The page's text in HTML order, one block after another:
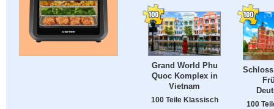
Grand World Phu
Quoc Komplex in
Vietnam
100 Teile Klassisch
100